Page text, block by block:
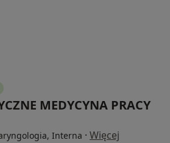
MEDYCYNA PRACY
Interna · Więcej